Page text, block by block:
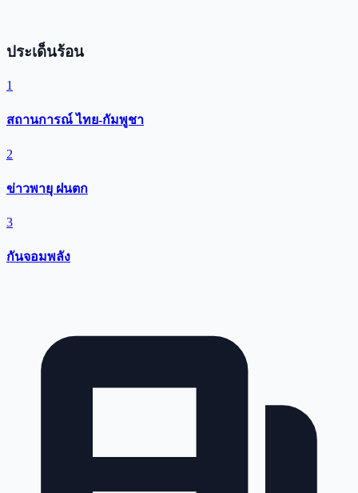
ประเด็นร้อน
1
สถานการณ์ ไทย-กัมพูชา
2
ข่าวพายุ ฝนตก
3
กันจอมพลัง